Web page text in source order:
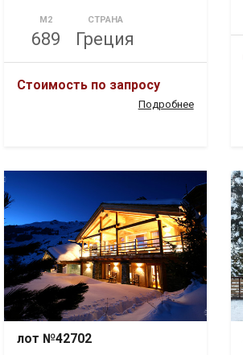
М2
689
СТРАНА
Греция
Стоимость по запросу
Подробнее
лот №42702